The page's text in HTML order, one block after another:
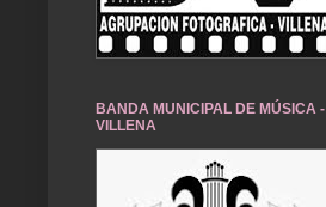
BANDA MUNICIPAL DE MÚSICA -
VILLENA